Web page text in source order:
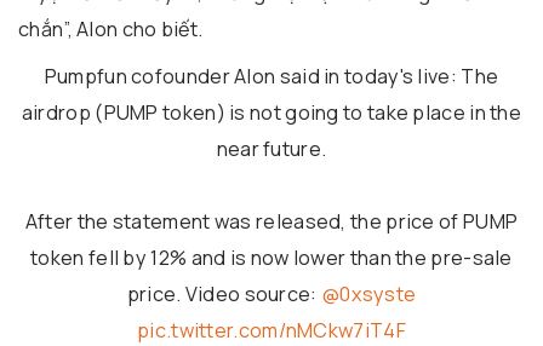
chắn”, Alon cho biết.
Pumpfun cofounder Alon said in today's live: The
airdrop (PUMP token) is not going to take place in the
near future.
After the statement was released, the price of PUMP
token fell by 12% and is now lower than the pre-sale
price. Video source: @0xsyste
pic.twitter.com/nMCkw7iT4F